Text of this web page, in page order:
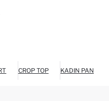
CROP TOP KADIN